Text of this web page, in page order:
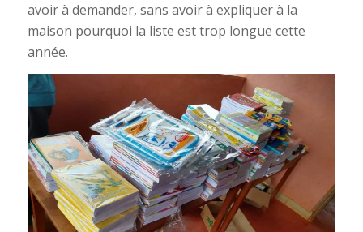
avoir à demander, sans avoir à expliquer à la
maison pourquoi la liste est trop longue cette
année.